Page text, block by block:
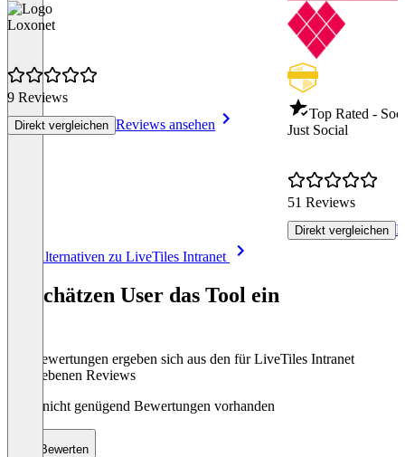
Loxonet
9 Reviews
Direkt vergleichen Reviews ansehen
Top Rated -
Just Social
51 Reviews
Direkt vergleichen
Alle Alternativen zu LiveTiles Intranet
So schätzen User das Tool ein
Die Bewertungen ergeben sich aus den für LiveTiles Intranet
abgegebenen Reviews
Noch nicht genügend Bewertungen vorhanden
Bewerten